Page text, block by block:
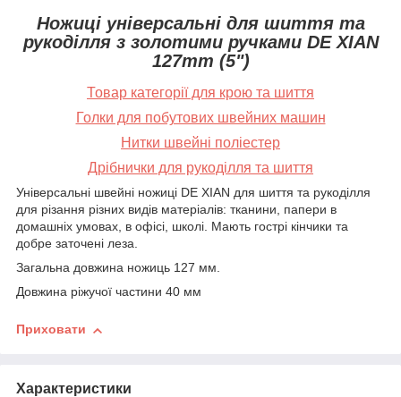
Ножиці універсальні для шиття та
рукоділля з золотими ручками DE XIAN
127mm (5")
Товар категорії для крою та шиття
Голки для побутових швейних машин
Нитки швейні поліестер
Дрібнички для рукоділля та шиття
Універсальні швейні ножиці DE XIAN для шиття та рукоділля
для різання різних видів матеріалів: тканини, папери в
домашніх умовах, в офісі, школі. Мають гострі кінчики та
добре заточені леза.
Загальна довжина ножиць 127 мм.
Довжина ріжучої частини 40 мм
Приховати
Характеристики